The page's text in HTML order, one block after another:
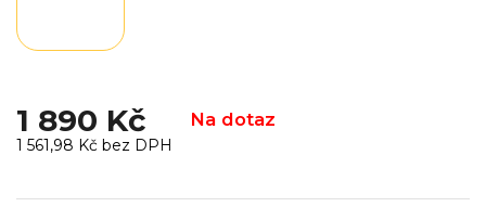
1 890 Kč Na dotaz
1 561,98 Kč bez DPH
cena: